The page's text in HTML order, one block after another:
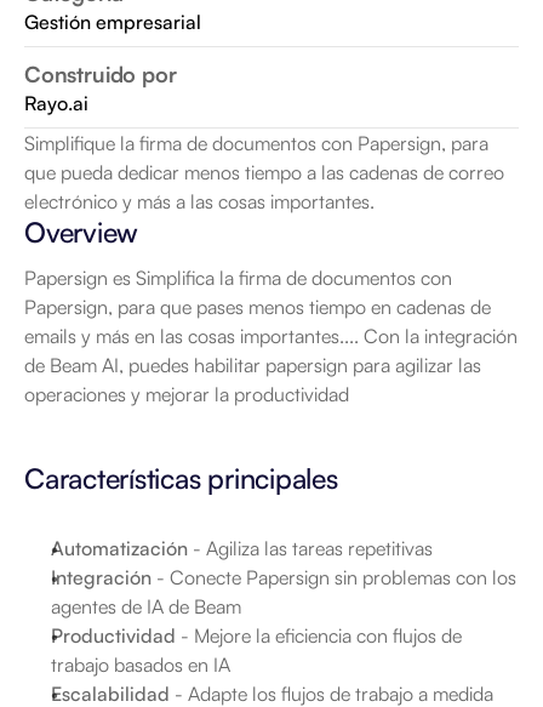
Gestión empresarial
Construido por
Rayo.ai
Simplifique la firma de documentos con Papersign, para
que pueda dedicar menos tiempo a las cadenas de correo
electrónico y más a las cosas importantes.
Overview
Papersign es Simplifica la firma de documentos con
Papersign, para que pases menos tiempo en cadenas de
emails y más en las cosas importantes.... Con la integración
de Beam AI, puedes habilitar papersign para agilizar las
operaciones y mejorar la productividad
Características principales
Automatización - Agiliza las tareas repetitivas
Integración - Conecte Papersign sin problemas con los
agentes de IA de Beam
Productividad - Mejore la eficiencia con flujos de
trabajo basados en IA
Escalabilidad - Adapte los flujos de trabajo a medida